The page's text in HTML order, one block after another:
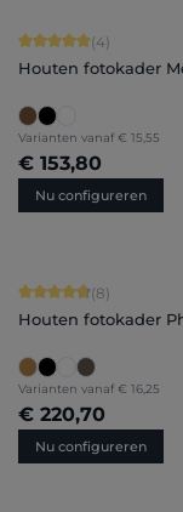
Gemiddelde score
(4)
Houten fotokader
Varianten vanaf € 15,55
€ 153,80
Nu configureren
Gemiddelde score
(8)
Houten fotokader
Varianten vanaf € 16,25
€ 220,70
Nu configureren